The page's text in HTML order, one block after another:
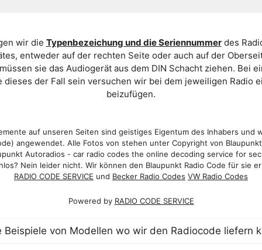
wir die Typenbezeichung und die Seriennummerdes
entweder auf der rechten Seite oder auch auf der
sie das Audiogerät aus dem DIN Schacht ziehen. Bei
der Fall sein versuchen wir bei dem jeweiligen Radio
beizufügen.
auf unseren Seiten sind geistiges Eigentum des Inhabers und
angewendet. Alle Fotos von stehen unter Copyright von
Autoradios - car radio codes the online decoding service for
Nein leider nicht. Wir können den Blaupunkt Radio Code für sie
RADIO CODE SERVICE und Becker Radio Codes VW Radio Codes
Powered by RADIO CODE SERVICE